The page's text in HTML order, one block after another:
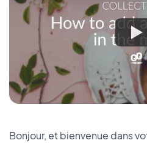
Bonjour, et bienvenue dans